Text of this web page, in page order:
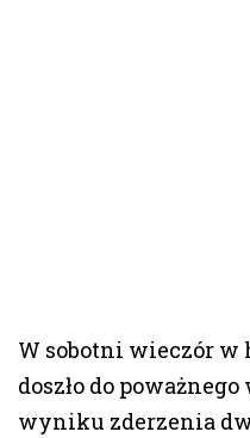
W sobotni wieczór
doszło do
wyniku zderzenia